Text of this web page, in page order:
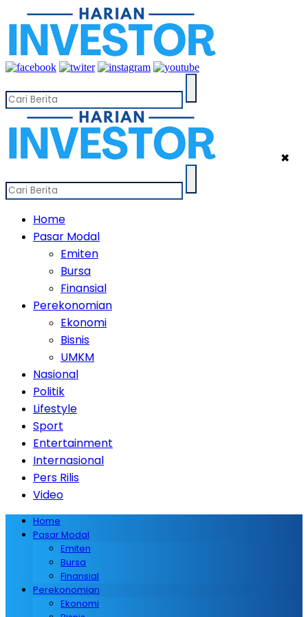
✖
Home
Pasar Modal
Emiten
Bursa
Finansial
Perekonomian
Ekonomi
Bisnis
UMKM
Nasional
Politik
Lifestyle
Sport
Entertainment
Internasional
Pers Rilis
Video
Home
Pasar Modal
Emiten
Bursa
Finansial
Perekonomian
Ekonomi